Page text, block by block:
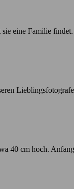
eine Familie
40 cm hoch.